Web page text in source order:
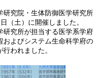
研究院・生体防御医学研究所
（土）に開催しました。
研究所が担当する医学系学府
およびシステム生命科学府の
われました。